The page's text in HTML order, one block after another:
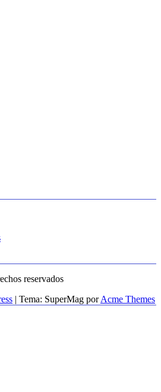
reservados
| Tema: SuperMag porAcme Themes